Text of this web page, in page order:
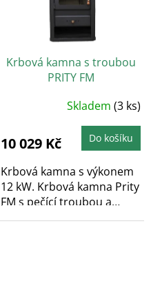
Krbová kamna s troubou
PRITY FM
5,0
z
hvězdiček.
Skladem(3 ks)
10 029 Kč Do košíku
Krbová kamna s výkonem
12 kW. Krbová kamna Prity
FM s pečící troubou a
praktickým...